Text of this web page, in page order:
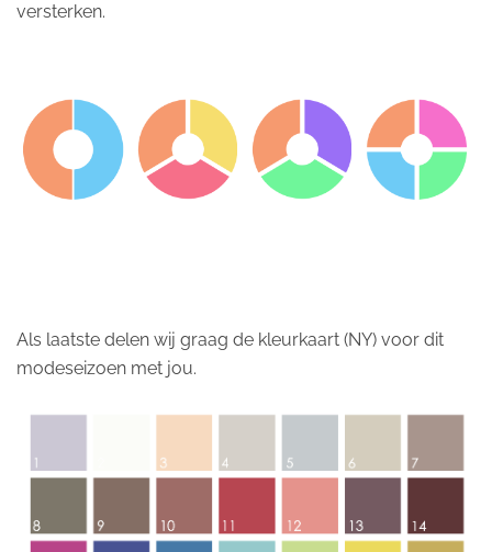
versterken.
Als laatste delen wij graag de kleurkaart (NY) voor dit
modeseizoen met jou.